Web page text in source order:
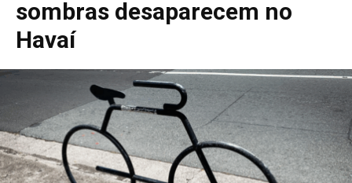
sombras desaparecem no
Havaí